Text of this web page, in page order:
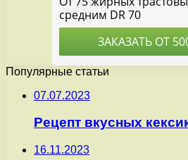
Популярные статьи
07.07.2023
Рецепт вкусных
16.11.2023